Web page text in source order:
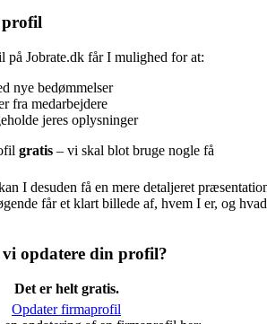
profil
på Jobrate.dk får I mulighed for at:
nye bedømmelser
fra medarbejdere
jeres oplysninger
gratis – vi skal blot bruge nogle få
I desuden få en mere detaljeret
får et klart billede af, hvem I er, og
vi opdatere din profil?
Det er helt gratis.
Opdater firmaprofil